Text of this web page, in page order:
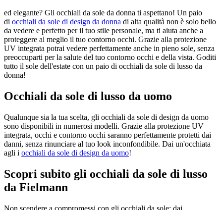
ed elegante? Gli occhiali da sole da donna ti aspettano! Un paio
di occhiali da sole di design da donna di alta qualità non è solo bello
da vedere e perfetto per il tuo stile personale, ma ti aiuta anche a
proteggere al meglio il tuo contorno occhi. Grazie alla protezione
UV integrata potrai vedere perfettamente anche in pieno sole, senza
preoccuparti per la salute del tuo contorno occhi e della vista. Goditi
tutto il sole dell'estate con un paio di occhiali da sole di lusso da
donna!
Occhiali da sole di lusso da uomo
Qualunque sia la tua scelta, gli occhiali da sole di design da uomo
sono disponibili in numerosi modelli. Grazie alla protezione UV
integrata, occhi e contorno occhi saranno perfettamente protetti dai
danni, senza rinunciare al tuo look inconfondibile. Dai un'occhiata
agli i occhiali da sole di design da uomo!
Scopri subito gli occhiali da sole di lusso
da Fielmann
Non scendere a compromessi con gli occhiali da sole: dai